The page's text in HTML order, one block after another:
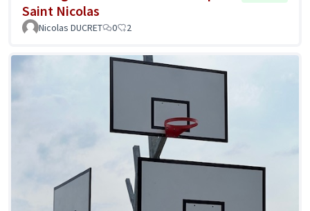
Saint Nicolas
Nicolas DUCRET 0 2